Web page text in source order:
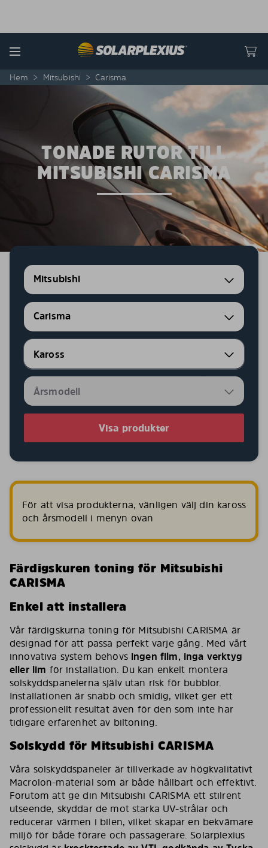
Menu
Hem > Mitsubishi > Carisma
TONADE RUTOR TILL
MITSUBISHI CARISMA
Mitsubishi
Carisma
Visa produkter
För att visa produkterna, vänligen välj din kaross
och årsmodell i menyn ovan
Färdigskuren toning för Mitsubishi
CARISMA
Enkel att installera
Vår färdigskurna toning för Mitsubishi CARISMA är
designad för att passa perfekt varje gång. Med vårt
innovativa system behövs ingen film, inga verktyg
eller lim för installation. Du kan enkelt montera
solskyddspanelerna själv utan risk för bubblor.
Installationen är snabb och smidig, vilket ger ett
professionellt resultat även för den som inte har
tidigare erfarenhet av biltoning.
Solskydd för Mitsubishi CARISMA
Våra solskyddspaneler är tillverkade av högkvalitativt
Macrolon-material som är både hållbart och effektivt.
Förutom att ge din Mitsubishi CARISMA ett stilrent
utseende, skyddar de mot starka UV-strålar och
reducerar värmen i bilen, vilket skapar en bekvämare
miljö för både förare och passagerare. Solarplexius